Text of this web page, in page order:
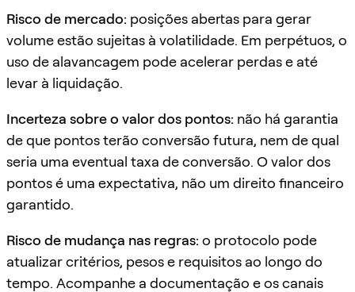
Risco de mercado: posições abertas para gerar
volume estão sujeitas à volatilidade. Em perpétuos, o
uso de alavancagem pode acelerar perdas e até
levar à liquidação.
Incerteza sobre o valor dos pontos: não há garantia
de que pontos terão conversão futura, nem de qual
seria uma eventual taxa de conversão. O valor dos
pontos é uma expectativa, não um direito financeiro
garantido.
Risco de mudança nas regras: o protocolo pode
atualizar critérios, pesos e requisitos ao longo do
tempo. Acompanhe a documentação e os canais